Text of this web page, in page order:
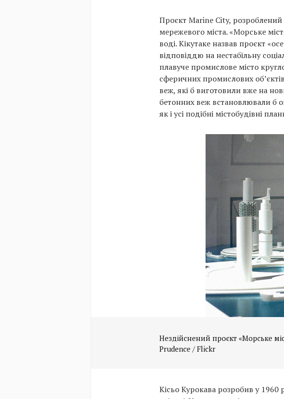
Проєкт Marine City, розроблений
мережевого міста. «Морське
воді. Кікутаке назвав проєкт
відповіддю на нестабільну
плавуче промислове місто
сферичних промислових
веж, які б виготовили вже на
бетонних веж встановлювали б
як і усі подібні містобудівні
Нездійснений проєкт «Морське
Prudence / Flickr
Кісьо Курокава розробив у 1960